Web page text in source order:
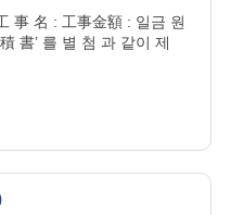
事 名 : 工事金額 : 일금 원
書’ 를 별 첨 과 같이 제